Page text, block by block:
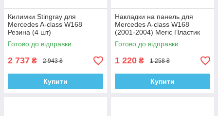
Килимки Stingray для
Mercedes A-сlass W168
Резина (4 шт)
Готово до відправки
2 737 ₴ 2 943 ₴
Купити
Накладки на панель для
Mercedes A-сlass W168
(2001-2004) Meric Пластик
Готово до відправки
1 220 ₴ 1 258 ₴
Купити